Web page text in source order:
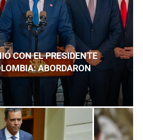
CON EL PRESIDENTE
ABORDARON